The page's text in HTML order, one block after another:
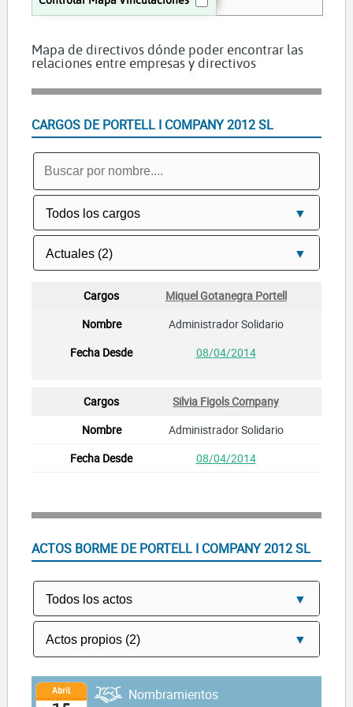
Mapa de directivos dónde poder encontrar las
relaciones entre empresas y directivos
CARGOS DE PORTELL I COMPANY 2012 SL
Miquel Gotanegra Portell
Administrador Solidario
08/04/2014
Silvia Figols Company
Administrador Solidario
08/04/2014
ACTOS BORME DE PORTELL I COMPANY 2012 SL
Abril Nombramientos